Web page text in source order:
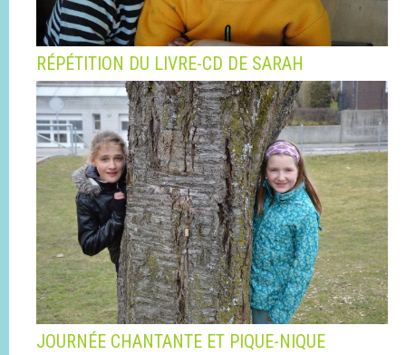
RÉPÉTITION DU LIVRE-CD DE SARAH
JOURNÉE CHANTANTE ET PIQUE-NIQUE